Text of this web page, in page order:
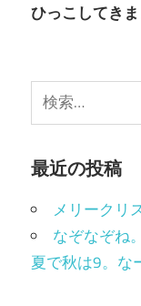
ひっこしてきま
最近の投稿
メリークリ
なぞなぞね
夏で秋は9。な